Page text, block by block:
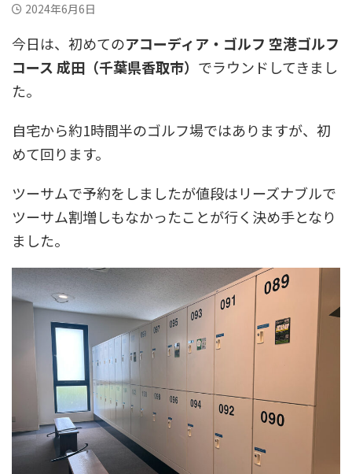
2024年6月6日
今日は、初めてのアコーディア・ゴルフ 空港ゴルフ
コース 成田（千葉県香取市） でラウンドしてきまし
た。
自宅から約1時間半のゴルフ場ではありますが、初
めて回ります。
ツーサムで予約をしましたが値段はリーズナブルで
ツーサム割増しもなかったことが行く決め手となり
ました。